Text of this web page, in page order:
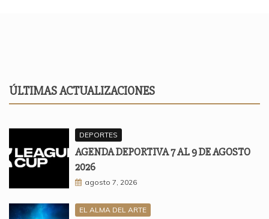
ÚLTIMAS ACTUALIZACIONES
DEPORTES
AGENDA DEPORTIVA 7 AL 9 DE AGOSTO
2026
agosto 7, 2026
EL ALMA DEL ARTE